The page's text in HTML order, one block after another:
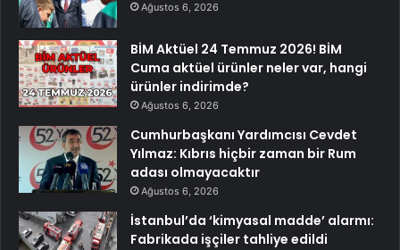
Ağustos 6, 2026
BİM Aktüel 24 Temmuz 2026! BİM
Cuma aktüel ürünler neler var, hangi
ürünler indirimde?
Ağustos 6, 2026
Cumhurbaşkanı Yardımcısı Cevdet
Yılmaz: Kıbrıs hiçbir zaman bir Rum
adası olmayacaktır
Ağustos 6, 2026
İstanbul’da ‘kimyasal madde’ alarmı:
Fabrikada işçiler tahliye edildi